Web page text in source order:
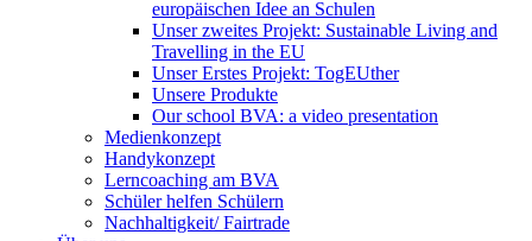
europäischen Idee an Schulen
Unser zweites Projekt: Sustainable Living and
Travelling in the EU
Unser Erstes Projekt: TogEUther
Unsere Produkte
Our school BVA: a video presentation
Medienkonzept
Handykonzept
Lerncoaching am BVA
Schüler helfen Schülern
Nachhaltigkeit/ Fairtrade